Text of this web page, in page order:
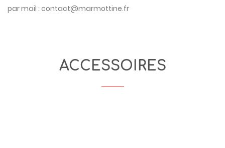
par mail : contact@marmottine.fr
ACCESSOIRES